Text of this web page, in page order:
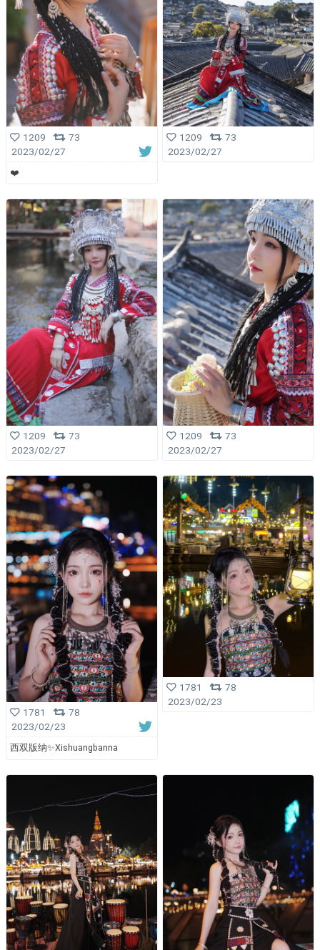
1209
73
2023/02/27
❤️
1209
73
2023/02/27
1209
73
2023/02/27
1209
73
2023/02/27
1781
78
2023/02/23
西双版纳✨Xishuangbanna
1781
78
2023/02/23